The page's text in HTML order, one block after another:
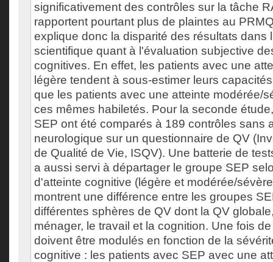
significativement des contrôles sur la tâche
rapportent pourtant plus de plaintes au
explique donc la disparité des résultats dans
scientifique quant à l'évaluation subjective
cognitives. En effet, les patients avec une
légère tendent à sous-estimer leurs
que les patients avec une atteinte modérée/
ces mêmes habiletés. Pour la seconde
SEP ont été comparés à 189 contrôles sans
neurologique sur un questionnaire de QV
de Qualité de Vie, ISQV). Une batterie de
a aussi servi à départager le groupe SEP
d'atteinte cognitive (légère et modérée/
montrent une différence entre les groupes
différentes sphères de QV dont la QV
ménager, le travail et la cognition. Une fois
doivent être modulés en fonction de la
cognitive : les patients avec SEP avec une